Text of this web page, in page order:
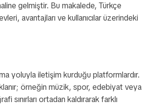
gelmiştir. Bu makalede, Türkçe
avantajları ve kullanıcılar üzerindeki
yoluyla iletişim kurduğu platformlardır.
örneğin müzik, spor, edebiyat veya
sınırları ortadan kaldırarak farklı